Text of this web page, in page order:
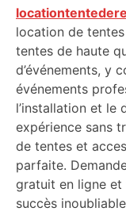
location de
tentes de haute
d’événements, y
événements
l’installation et le
expérience sans
de tentes et
parfaite.
gratuit en ligne et
succès